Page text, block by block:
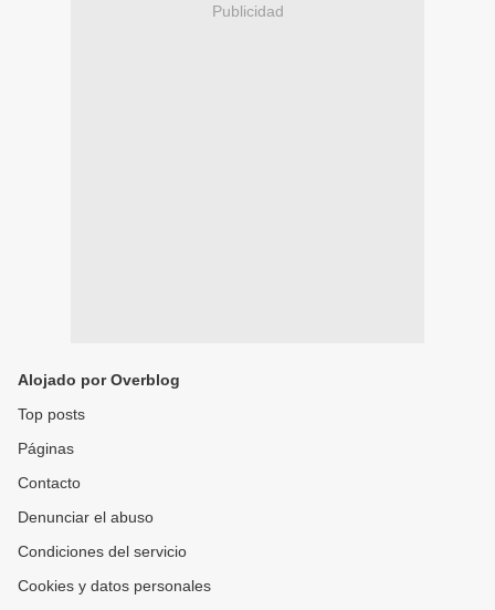
Publicidad
Alojado por Overblog
Top posts
Páginas
Contacto
Denunciar el abuso
Condiciones del servicio
Cookies y datos personales